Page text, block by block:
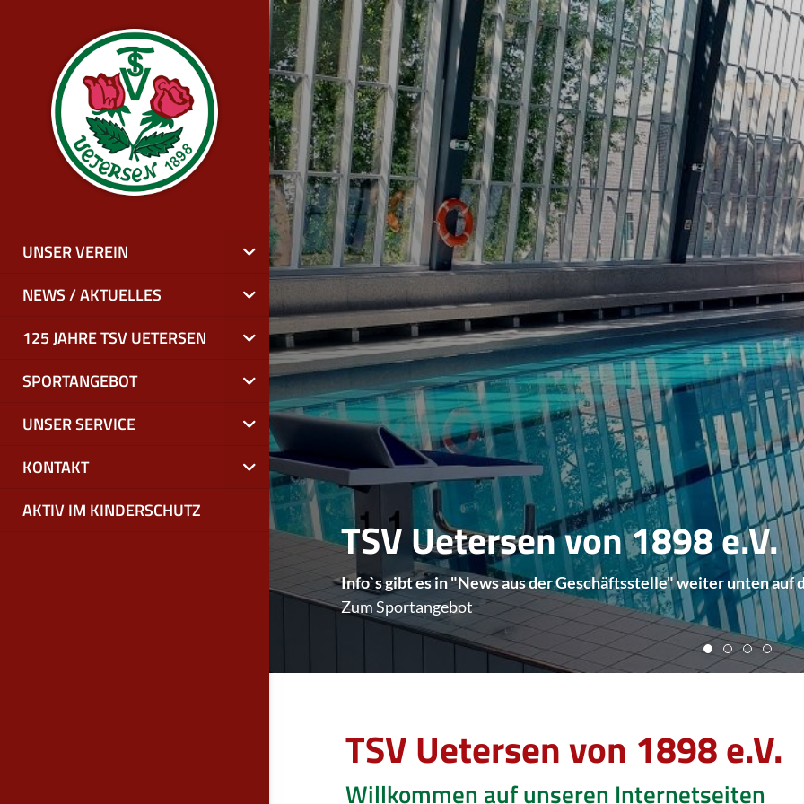
Info`s gibt es in "News aus der Geschäftsstelle" weiter unten auf
TSV Uetersen von 1898 e.V.
Info`s gibt es in "News aus der Geschäftsstelle" weiter unten auf
TSV Uetersen von 1898 e.V.
Willkommen auf unseren Internetseiten
UNSER VEREIN
NEWS / AKTUELLES
125 JAHRE TSV UETERSEN
SPORTANGEBOT
UNSER SERVICE
KONTAKT
AKTIV IM KINDERSCHUTZ